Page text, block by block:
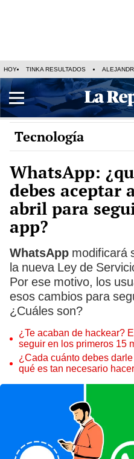
HOY TINKA RESULTADOS
Tecnología
WhatsApp:
debes aceptar
abril para
app?
WhatsApp modificará
la nueva Ley de
Por ese motivo, los
esos cambios para
¿Cuáles son?
¿Te acaban de hackear?
seguir en los primeros 15
¿Cada cuánto debes
qué es tan necesario